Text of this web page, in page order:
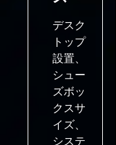
デスク
トップ
設置、
シュー
ズボッ
クスサ
イズ、
システ